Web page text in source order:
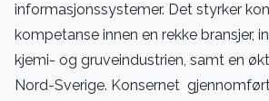
informasjonssystemer. Det styrker
kompetanse innen en rekke bransjer,
kjemi- og gruveindustrien, samt en
Nord-Sverige. Konsernet